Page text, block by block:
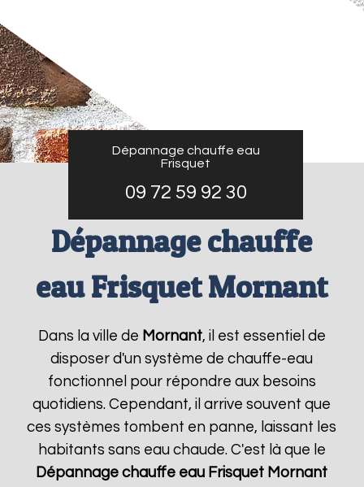
Dépannage chauffe eau
Frisquet
09 72 59 92 30
Dépannage chauffe
eau Frisquet Mornant
Dans la ville de Mornant, il est essentiel de
disposer d'un système de chauffe-eau
fonctionnel pour répondre aux besoins
quotidiens. Cependant, il arrive souvent que
ces systèmes tombent en panne, laissant les
habitants sans eau chaude. C'est là que le
Dépannage chauffe eau Frisquet Mornant